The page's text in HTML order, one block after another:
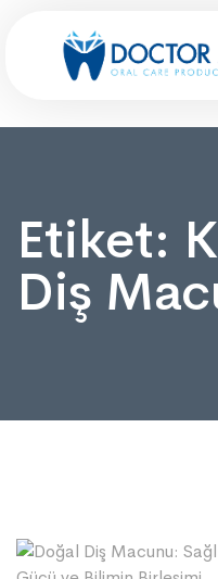
Etiket:
Diş